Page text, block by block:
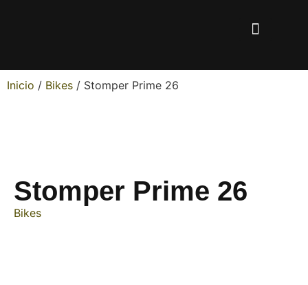
Inicio / Bikes / Stomper Prime 26
Stomper Prime 26
Bikes